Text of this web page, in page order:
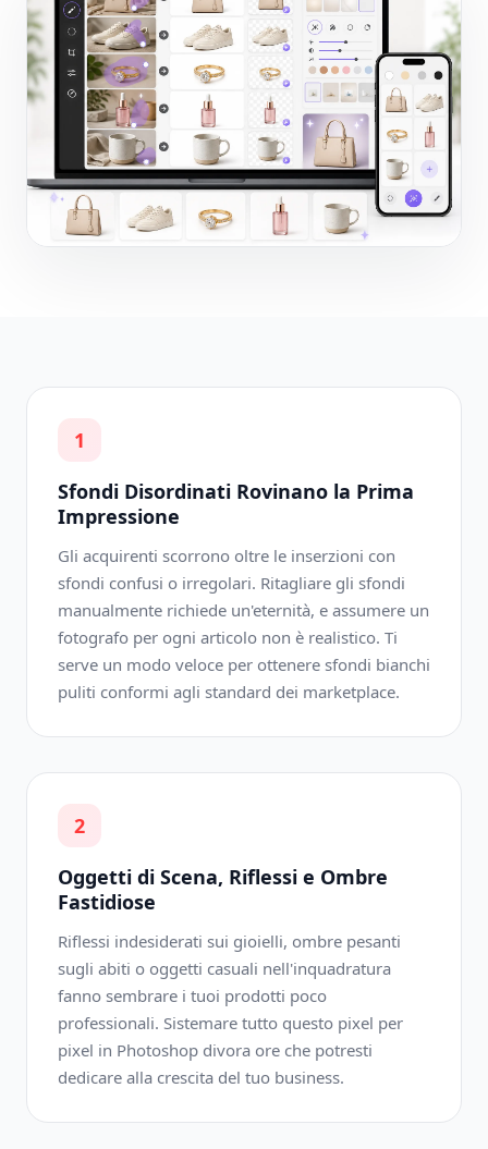
1
Sfondi Disordinati Rovinano la Prima
Impressione
Gli acquirenti scorrono oltre le inserzioni con
sfondi confusi o irregolari. Ritagliare gli sfondi
manualmente richiede un'eternità, e assumere un
fotografo per ogni articolo non è realistico. Ti
serve un modo veloce per ottenere sfondi bianchi
puliti conformi agli standard dei marketplace.
2
Oggetti di Scena, Riflessi e Ombre
Fastidiose
Riflessi indesiderati sui gioielli, ombre pesanti
sugli abiti o oggetti casuali nell'inquadratura
fanno sembrare i tuoi prodotti poco
professionali. Sistemare tutto questo pixel per
pixel in Photoshop divora ore che potresti
dedicare alla crescita del tuo business.